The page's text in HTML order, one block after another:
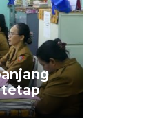
tetap